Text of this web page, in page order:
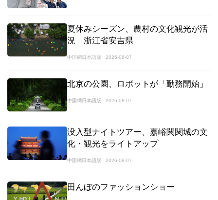
夏休みシーズン、農村の文化観光が活
況 浙江省安吉県
中国網日本語版 2026-08-07
北京の公園、ロボットが「勤務開始」
中国網日本語版 2026-08-07
没入型ナイトツアー、嘉峪関関城の文
化・観光をライトアップ
中国網日本語版 2026-08-07
田んぼのファッションショー